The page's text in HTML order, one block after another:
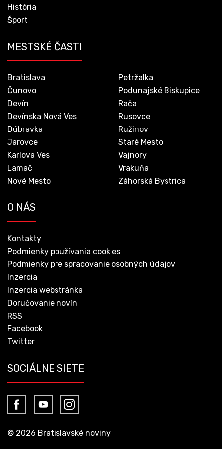
História
Šport
MESTSKÉ ČASTI
Bratislava
Čunovo
Devín
Devínska Nová Ves
Dúbravka
Jarovce
Karlova Ves
Lamač
Nové Mesto
Petržalka
Podunajské Biskupice
Rača
Rusovce
Ružinov
Staré Mesto
Vajnory
Vrakuňa
Záhorská Bystrica
O NÁS
Kontakty
Podmienky používania cookies
Podmienky pre spracovanie osobných údajov
Inzercia
Inzercia webstránka
Doručovanie novín
RSS
Facebook
Twitter
SOCIÁLNE SIETE
© 2026 Bratislavské noviny